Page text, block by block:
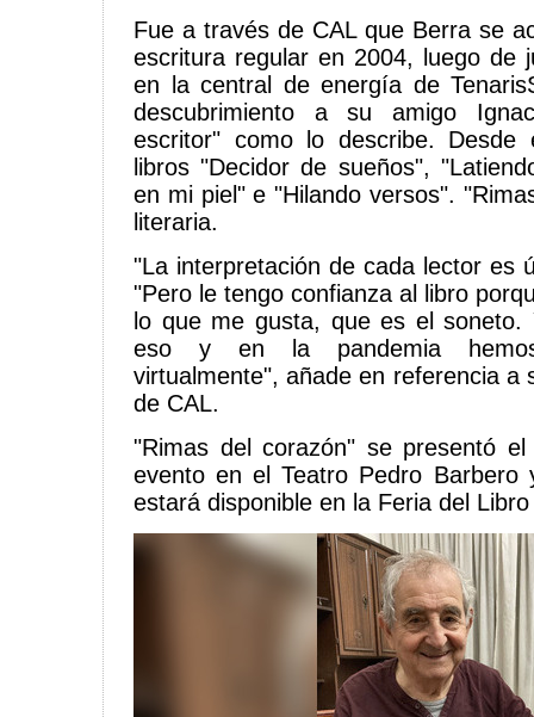
Fue a través de CAL que Berra se
escritura regular en 2004, luego de
en la central de energía de
descubrimiento a su amigo
escritor" como lo describe. Desde
libros "Decidor de sueños",
en mi piel" e "Hilando versos".
literaria.
"La interpretación de cada lector es
"Pero le tengo confianza al libro
lo que me gusta, que es el soneto.
eso y en la pandemia
virtualmente", añade en referencia a
de CAL.
"Rimas del corazón" se presentó
evento en el Teatro Pedro
estará disponible en la Feria del